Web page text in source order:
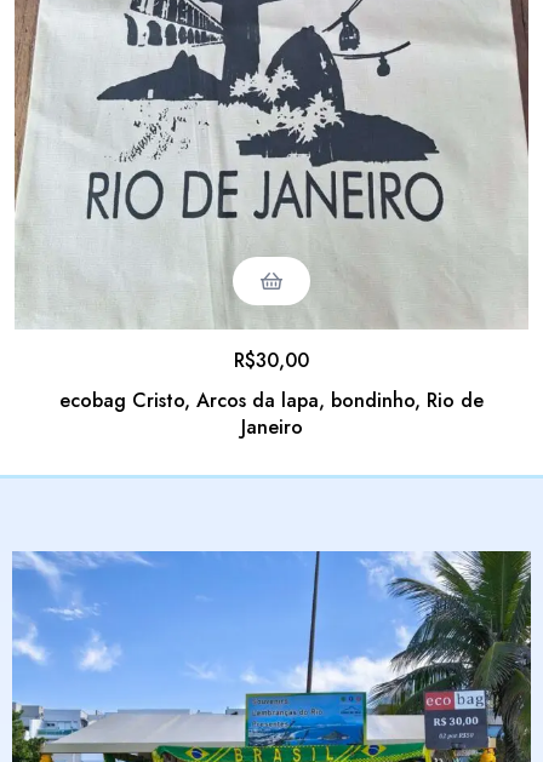
ecobag Cristo, Arcos da lapa, bondinho, Rio de
Janeiro
R$30,00